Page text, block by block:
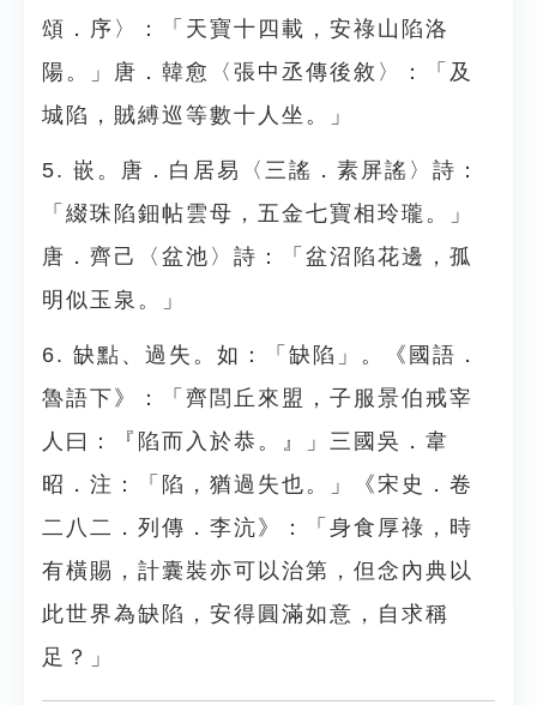
頌．序〉：「天寶十四載，安祿山陷洛
陽。」唐．韓愈〈張中丞傳後敘〉：「及
城陷，賊縛巡等數十人坐。」
5. 嵌。唐．白居易〈三謠．素屏謠〉詩：
「綴珠陷鈿帖雲母，五金七寶相玲瓏。」
唐．齊己〈盆池〉詩：「盆沼陷花邊，孤
明似玉泉。」
6. 缺點、過失。如：「缺陷」。《國語．
魯語下》：「齊閭丘來盟，子服景伯戒宰
人曰：『陷而入於恭。』」三國吳．韋
昭．注：「陷，猶過失也。」《宋史．卷
二八二．列傳．李沆》：「身食厚祿，時
有橫賜，計囊裝亦可以治第，但念內典以
此世界為缺陷，安得圓滿如意，自求稱
足？」